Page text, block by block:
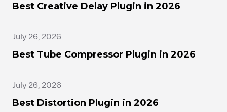
Best Creative Delay Plugin in 2026
July 26, 2026
Best Tube Compressor Plugin in 2026
July 26, 2026
Best Distortion Plugin in 2026